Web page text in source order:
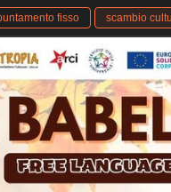
fisso scambio